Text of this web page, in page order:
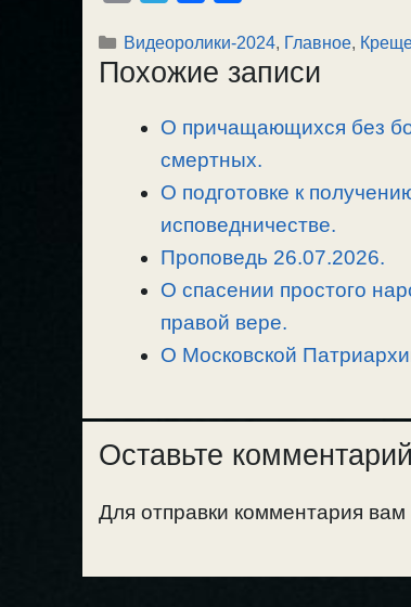
p
y
l
e
r
a
m
c
e
o
o
k
п
р
в
и
т
Рубрики
Видеоролики-2024, Главное,
Похожие записи
О причащающихся без
смертных.
О подготовке к
исповедничестве.
Проповедь 26.07.2026.
О спасении простого
правой вере.
О Московской
Оставьте комментарий
Для отправки комментария